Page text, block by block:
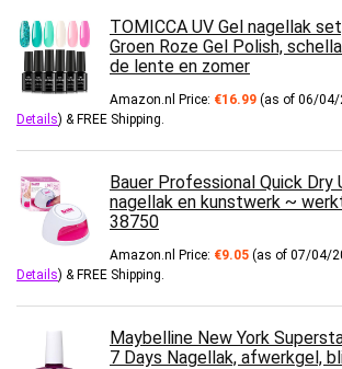
TOMICCA UV Gel nagellak
Groen Roze Gel Polish,
de lente en zomer
Amazon.nl Price: €16.99 (as of 06/04/
Details) & FREE Shipping.
Bauer Professional Quick Dry
nagellak en kunstwerk ~
38750
Amazon.nl Price: €9.05 (as of 07/04/
Details) & FREE Shipping.
Maybelline New York
7 Days Nagellak, afwerkgel,